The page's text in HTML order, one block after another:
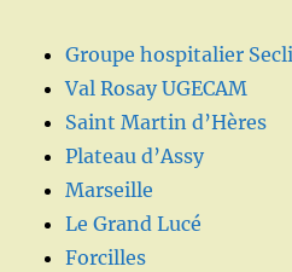
Groupe hospitalier
Val Rosay UGECAM
Saint Martin d’Hères
Plateau d’Assy
Marseille
Le Grand Lucé
Forcilles